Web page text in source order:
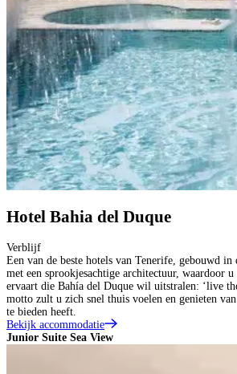
Hotel Bahia del Duque
Verblijf
Een van de beste hotels van Tenerife, gebouwd in
met een sprookjesachtige architectuur, waardoor u
ervaart die Bahía del Duque wil uitstralen: ‘live
motto zult u zich snel thuis voelen en genieten
te bieden heeft.
Bekijk accommodatie
Junior Suite Sea View